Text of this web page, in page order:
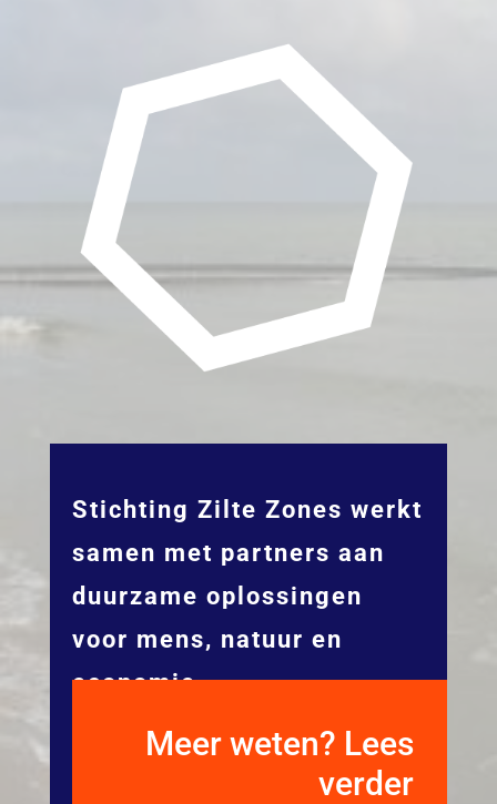
Stichting Zilte Zones werkt
samen met partners aan
duurzame oplossingen
voor mens, natuur en
economie.
Meer weten? Lees
verder